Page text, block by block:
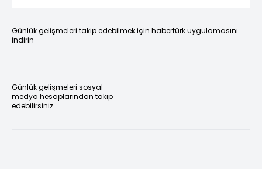
Günlük gelişmeleri takip edebilmek için habertürk uygulamasını
indirin
Günlük gelişmeleri sosyal
medya hesaplarından takip
edebilirsiniz.